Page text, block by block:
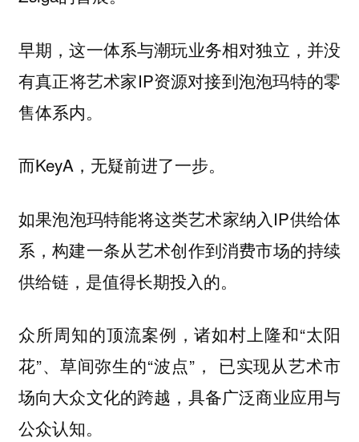
早期，这一体系与潮玩业务相对独立，并没
有真正将艺术家IP资源对接到泡泡玛特的零
售体系内。
而KeyA，无疑前进了一步。
如果泡泡玛特能将这类艺术家纳入IP供给体
系，构建一条从艺术创作到消费市场的持续
供给链，是值得长期投入的。
众所周知的顶流案例，诸如村上隆和“太阳
花”、草间弥生的“波点”， 已实现从艺术市
场向大众文化的跨越，具备广泛商业应用与
公众认知。